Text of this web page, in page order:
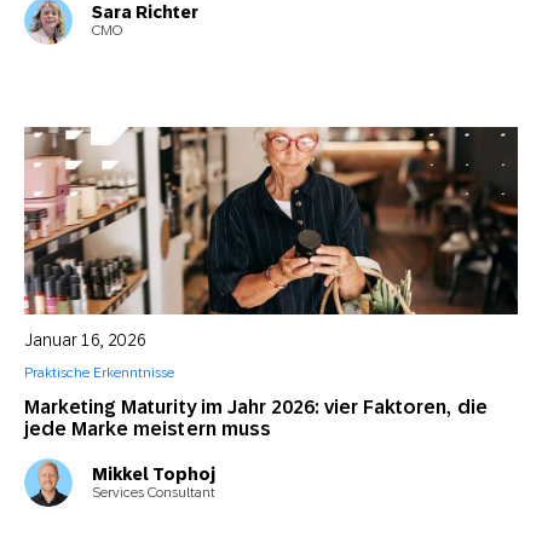
Sara Richter
CMO
Marketing Maturity im Jahr 2026: vier Faktoren, die
jede Marke meistern muss
Januar 16, 2026
Praktische Erkenntnisse
Mikkel Tophoj
Services Consultant